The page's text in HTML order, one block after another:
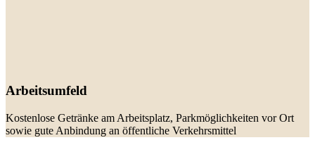
Arbeitsumfeld
Kostenlose Getränke am Arbeitsplatz, Parkmöglichkeiten vor Ort
sowie gute Anbindung an öffentliche Verkehrsmittel